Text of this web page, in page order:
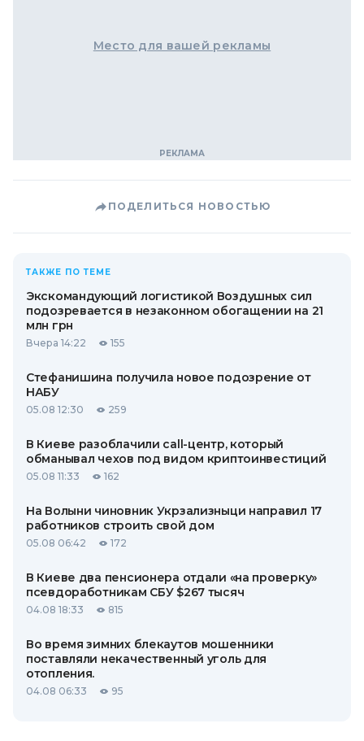
Место для вашей рекламы
ПОДЕЛИТЬСЯ НОВОСТЬЮ
ТАКЖЕ ПО ТЕМЕ
Экскомандующий логистикой Воздушных сил
подозревается в незаконном обогащении на 21
млн грн
Вчера 14:22 155
Стефанишина получила новое подозрение от
НАБУ
05.08 12:30 259
В Киеве разоблачили call-центр, который
обманывал чехов под видом криптоинвестиций
05.08 11:33 162
На Волыни чиновник Укрзализныци направил 17
работников строить свой дом
05.08 06:42 172
В Киеве два пенсионера отдали «на проверку»
псевдоработникам СБУ $267 тысяч
04.08 18:33 815
Во время зимних блекаутов мошенники
поставляли некачественный уголь для
отопления.
04.08 06:33 95